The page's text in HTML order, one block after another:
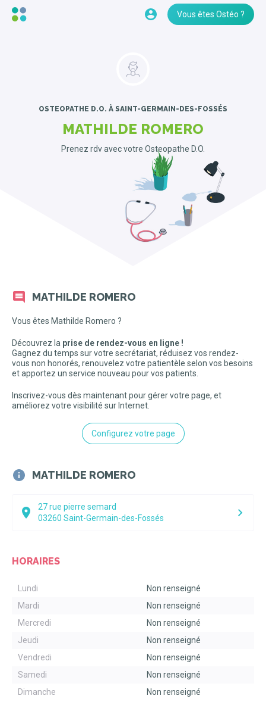
Vous êtes Ostéo ?
OSTEOPATHE D.O. À SAINT-GERMAIN-DES-FOSSÉS
MATHILDE ROMERO
Prenez rdv avec votre Osteopathe D.O.
MATHILDE ROMERO
Vous êtes Mathilde Romero ?
Découvrez la prise de rendez-vous en ligne !
Gagnez du temps sur votre secrétariat, réduisez vos rendez-
vous non honorés, renouvelez votre patientèle selon vos besoins
et apportez un service nouveau pour vos patients.
Inscrivez-vous dès maintenant pour gérer votre page, et
améliorez votre visibilité sur Internet.
Configurez votre page
MATHILDE ROMERO
27 rue pierre semard
03260 Saint-Germain-des-Fossés
HORAIRES
Lundi
Non renseigné
Mardi
Non renseigné
Mercredi
Non renseigné
Jeudi
Non renseigné
Vendredi
Non renseigné
Samedi
Non renseigné
Dimanche
Non renseigné